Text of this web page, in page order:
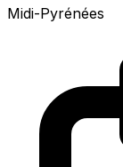
Midi-Pyrénées